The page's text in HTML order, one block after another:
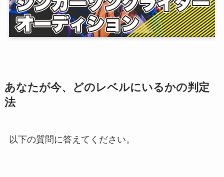
あなたが今、どのレベルにいるかの判定
法
以下の質問に答えてください。